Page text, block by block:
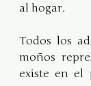
al hogar.
Todos los
moños
existe en el